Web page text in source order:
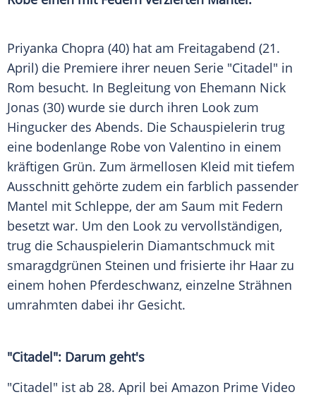
Priyanka Chopra (40) hat am Freitagabend (21.
April) die Premiere ihrer neuen Serie "Citadel" in
Rom besucht. In Begleitung von Ehemann Nick
Jonas (30) wurde sie durch ihren Look zum
Hingucker des Abends. Die Schauspielerin trug
eine bodenlange Robe von Valentino in einem
kräftigen Grün. Zum ärmellosen Kleid mit tiefem
Ausschnitt gehörte zudem ein farblich passender
Mantel mit Schleppe, der am Saum mit Federn
besetzt war. Um den Look zu vervollständigen,
trug die Schauspielerin Diamantschmuck mit
smaragdgrünen Steinen und frisierte ihr Haar zu
einem hohen Pferdeschwanz, einzelne Strähnen
umrahmten dabei ihr Gesicht.
"Citadel": Darum geht's
"Citadel" ist ab 28. April bei Amazon Prime Video